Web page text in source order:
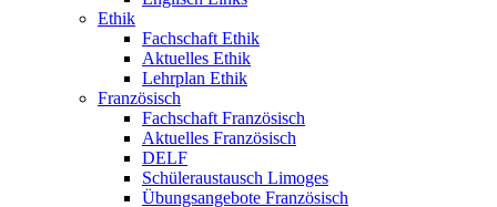
Ethik
Fachschaft Ethik
Aktuelles Ethik
Lehrplan Ethik
Französisch
Fachschaft Französisch
Aktuelles Französisch
DELF
Schüleraustausch Limoges
Übungsangebote Französisch